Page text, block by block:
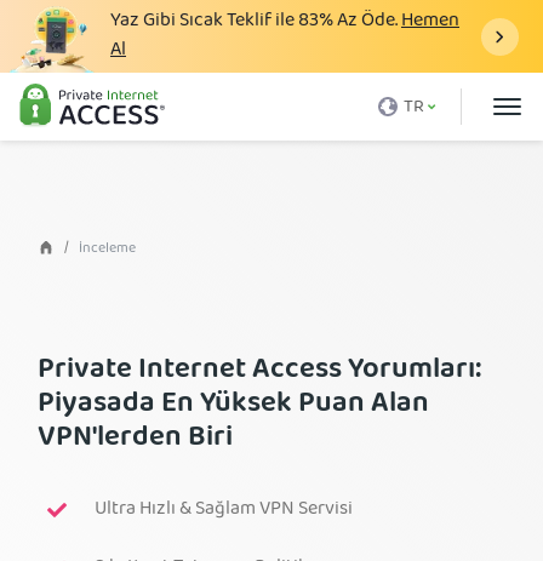
Yaz Gibi Sıcak Teklif ile83%Az Öde.Hemen
Al
TR
VPN nedir
Neden PIA
VPN Avantajları
Blog
Destek
İnceleme
Private Internet Access Yorumları:
Piyasada En Yüksek Puan Alan
VPN'lerden Biri
Ultra Hızlı & Sağlam VPN Servisi